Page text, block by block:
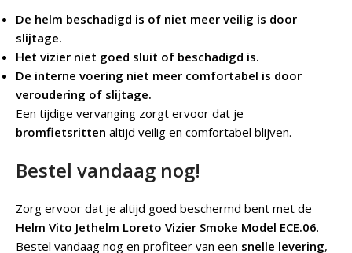
De helm beschadigd is of niet meer veilig is door
slijtage.
Het vizier niet goed sluit of beschadigd is.
De interne voering niet meer comfortabel is door
veroudering of slijtage.
Een tijdige vervanging zorgt ervoor dat je
bromfietsritten altijd veilig en comfortabel blijven.
Bestel vandaag nog!
Zorg ervoor dat je altijd goed beschermd bent met de
Helm Vito Jethelm Loreto Vizier Smoke Model ECE.06.
Bestel vandaag nog en profiteer van een snelle levering,